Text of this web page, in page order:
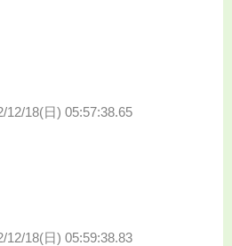
12/18(日) 05:57:38.65
12/18(日) 05:59:38.83